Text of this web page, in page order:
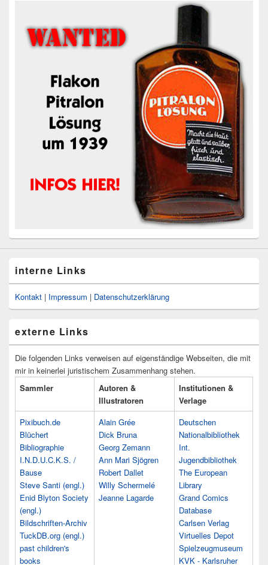
interne Links
Kontakt | Impressum | Datenschutzerklärung
externe Links
Die folgenden Links verweisen auf eigenständige Webseiten, die mit
mir in keinerlei juristischem Zusammenhang stehen.
Sammler
Autoren &
Illustratoren
Institutionen &
Verlage
Pixibuch.de
Blüchert
Bibliographie
I.N.D.U.C.K.S. /
Bause
Steve Santi (engl.)
Enid Blyton Society
(engl.)
Bildschriften-Archiv
TuckDB.org (engl.)
past children's
books
Alain Grée
Dick Bruna
Georg Zemann
Ann Mari Sjögren
Robert Dallet
Willy Schermelé
Jeanne Lagarde
Deutschen
Nationalbibliothek
Int.
Jugendbibliothek
The European
Library
Grand Comics
Database
Carlsen Verlag
Virtuelles Depot
Spielzeugmuseum
KVK - Karlsruher